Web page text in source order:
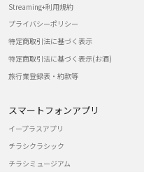
Streaming+利用規約
プライバシーポリシー
特定商取引法に基づく表示
特定商取引法に基づく表示(お酒)
旅行業登録表・約款等
スマートフォンアプリ
イープラスアプリ
チラシクラシック
チラシミュージアム